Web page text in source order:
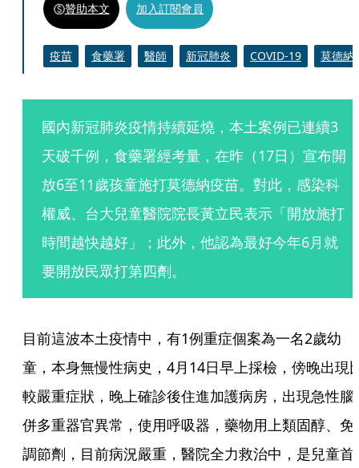
贊助本文 加入訂閱會員
疫苗 食藥署 醫師 新冠肺炎 COVID-19 莫德納
國內新冠肺炎疫情持續延燒，本土案例已連續3
天破千例，食藥署經考量，在昨（17日）宣布開
放6至11歲孩童施打莫德納疫苗。對此，感染科
權威、台大兒童醫院院長黃立民表示「開放施打
時間越快越好」；此外，他認為最好今年6月就
要開放民眾打第四劑。
目前這波本土疫情中，有1例重症個案為一名2歲幼
童，本身無慢性病史，4月14日早上採檢，傍晚出現
較嚴重症狀，晚上確診後住進加護病房，出現急性腦
併多重器官異常，使用呼吸器，藥物用上類固醇、免
調節劑，目前病況嚴重，醫院全力救治中，是兒童首